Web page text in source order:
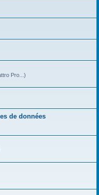
Pro...)
de données